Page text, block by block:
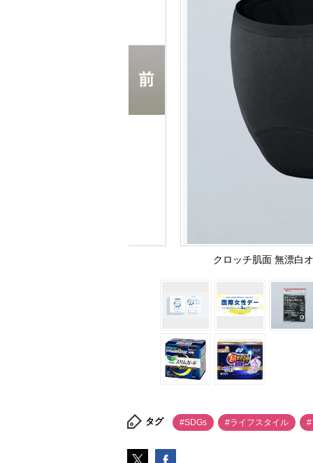
クロッチ肌面 無漂白
タグ #SDGs #ライフスタイル #